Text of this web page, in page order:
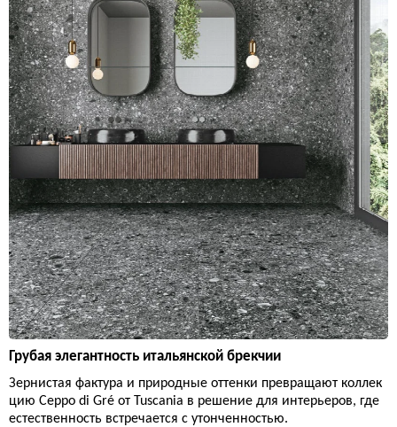
Грубая элегантность итальянской брекчии
Зернистая фактура и природные оттенки превращают коллек
цию Ceppo di Gré от Tuscania в решение для интерьеров, где
естественность встречается с утонченностью.